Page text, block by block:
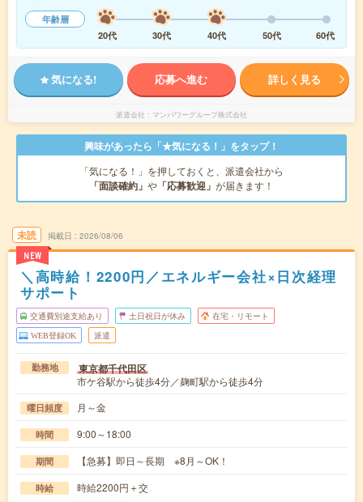
年齢層
20代
30代 40代 50代 60代
気になる! 応募へ進む 詳しく見る
派遣会社 マンパワーグループ株式会社
興味があったら「★気になる！」をタップ！
「気になる！」を押しておくと、派遣会社から
「面談確約」 や 「応募歓迎」 が届きます！
未読
NEW
掲載日 2026/08/06
＼高時給！2200円／エネルギー会社×日次経理
サポート
交通費別途支給あり 土日祝日が休み 在宅・リモート
WEB登録OK 派遣
勤務地 東京都千代田区
市ケ谷駅から徒歩4分／麹町駅から徒歩4分
曜日頻度 月～金
時間 9:00～18:00
期間 【急募】即日～長期 ※8月～OK！
時給 時給2200円＋交